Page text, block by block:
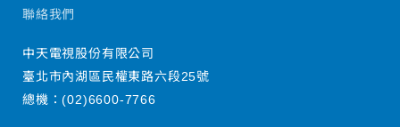
聯絡我們
中天電視股份有限公司
臺北市內湖區民權東路六段25號
總機：(02)6600-7766